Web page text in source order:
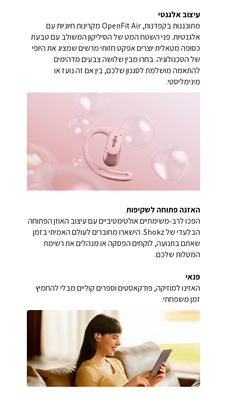
עיצוב אלגנטי
מתוכננות בקפדנות, OpenFit Air מקרינות חיוניות עם
אלגנטיות. פני השטח המט של הסיליקון המשולב עם טבעת
כסופה מטאלית יוצרים אפקט חזותי מרשים שמציג את היופי
של הטכנולוגיה. בחרו מבין שלושה צבעים מדהימים
להתאמה מושלמת לסגנון שלכם, בין אם זה נועז או
מינימליסטי.
האזנה פתוחה לשקיפות
הפכו לרב-משימתיים אולטימטיביים עם עיצוב האוזן הפתוחה
הבלעדי של Shokz. הישארו מחוברים לעולם האמיתי בזמן
שאתם בתנועה, לוקחים הפסקה או מנהלים את רשימת
המטלות שלכם.
פנאי
האזינו למוזיקה, פודקאסטים וספרים קוליים מבלי להחמיץ
זמן משפחתי.